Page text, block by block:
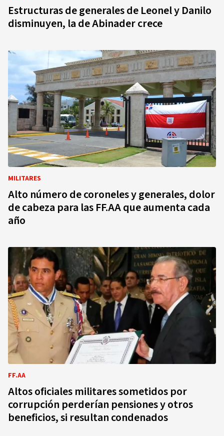
Estructuras de generales de Leonel y Danilo
disminuyen, la de Abinader crece
MILITARES
Alto número de coroneles y generales, dolor
de cabeza para las FF.AA que aumenta cada
año
FF.AA
Altos oficiales militares sometidos por
corrupción perderían pensiones y otros
beneficios, si resultan condenados